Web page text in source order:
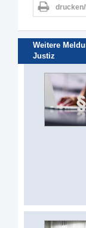
Weitere
Justiz